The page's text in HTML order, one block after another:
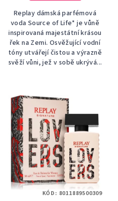
Replay dámská parfémová
voda Source of Life* je vůně
inspirovaná majestátní krásou
řek na Zemi. Osvěžující vodní
tóny utvářejí čistou a výrazně
svěží vůni, jež v sobě ukrývá...
KÓD: 8011889500309